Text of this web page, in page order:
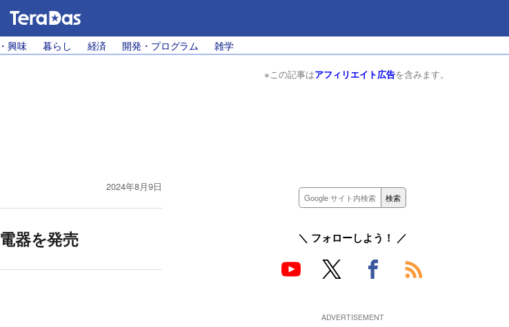
興味 暮らし 経済 開発・プログラム 雑学
※この記事はアフィリエイト広告を含みます。
2024年8月9日
器を発売 ＼ フォローしよう！ ／